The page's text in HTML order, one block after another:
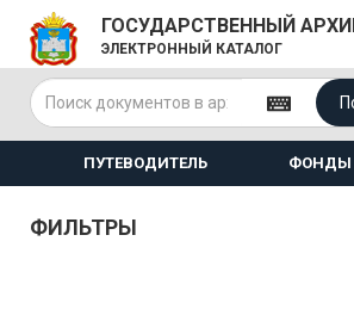
ГОСУДАРСТВЕННЫЙ
ЭЛЕКТРОННЫЙ КАТАЛОГ
ПУТЕВОДИТЕЛЬ ФОНДЫ
ФИЛЬТРЫ